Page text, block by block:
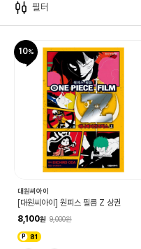
필터
10
대원씨아이
[대원씨아이] 원피스 필름 Z 상권
8,100
9,000
81